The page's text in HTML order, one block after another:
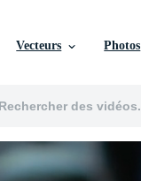
Vecteurs Photos